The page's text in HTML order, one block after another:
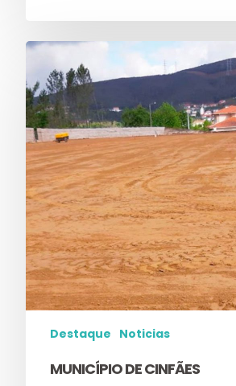
Destaque Noticias
MUNICÍPIO DE CINFÃES